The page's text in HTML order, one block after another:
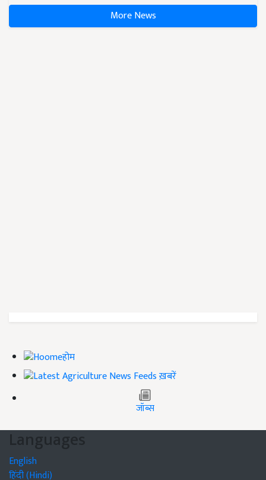
More News
होम
ख़बरें
जॉब्स
Languages
English
हिंदी (Hindi)